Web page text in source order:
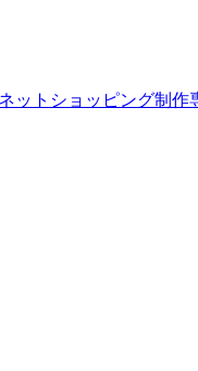
ットショッピング制作